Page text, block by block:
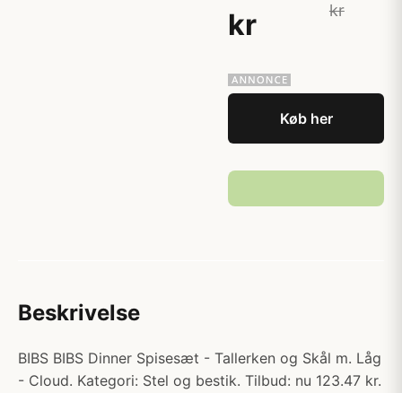
kr
kr
Køb her
Beskrivelse
BIBS BIBS Dinner Spisesæt - Tallerken og Skål m. Låg
- Cloud. Kategori: Stel og bestik. Tilbud: nu 123.47 kr.